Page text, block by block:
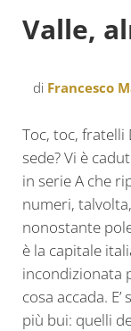
Valle,
di Francesco
Toc, toc, fratelli
sede? Vi è
in serie A che
numeri,
nonostante
è la capitale
incondizionata
cosa accada.
più bui: quelli